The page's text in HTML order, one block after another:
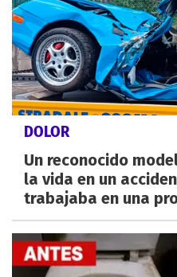
DOLOR
Un reconocido
la vida en un
trabajaba en una